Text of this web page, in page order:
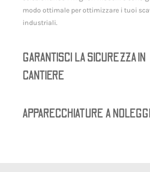
modo ottimale per ottimizzare i tuoi
industriali.
GARANTISCI LA SICUREZZA IN
CANTIERE
APPARECCHIATURE A